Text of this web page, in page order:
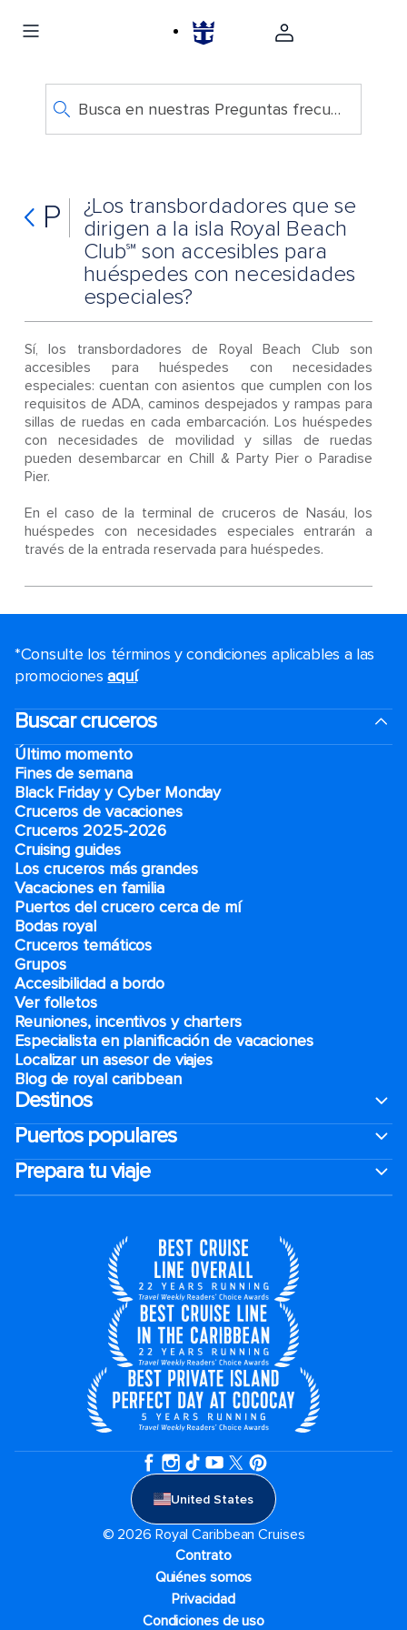
Busca en nuestras Preguntas frecuentes
P
¿Los transbordadores que se
dirigen a la isla Royal Beach
Club℠ son accesibles para
huéspedes con necesidades
especiales?
Sí, los transbordadores de Royal Beach Club son
accesibles para huéspedes con necesidades
especiales: cuentan con asientos que cumplen con los
requisitos de ADA, caminos despejados y rampas para
sillas de ruedas en cada embarcación. Los huéspedes
con necesidades de movilidad y sillas de ruedas
pueden desembarcar en Chill & Party Pier o Paradise
Pier.
En el caso de la terminal de cruceros de Nasáu, los
huéspedes con necesidades especiales entrarán a
través de la entrada reservada para huéspedes.
*Consulte los términos y condiciones aplicables a las
promocionesaquí.
Buscar cruceros
Último momento
Fines de semana
Black Friday y Cyber Monday
Cruceros de vacaciones
Cruceros 2025-2026
Cruising guides
Los cruceros más grandes
Vacaciones en familia
Puertos del crucero cerca de mí
Bodas royal
Cruceros temáticos
Grupos
Accesibilidad a bordo
Ver folletos
Reuniones, incentivos y charters​
Especialista en planificación de vacaciones
Localizar un asesor de viajes
Blog de royal caribbean
Destinos
Puertos populares
Prepara tu viaje
United States
© 2026 Royal Caribbean Cruises
Contrato
Quiénes somos
Privacidad
Condiciones de uso